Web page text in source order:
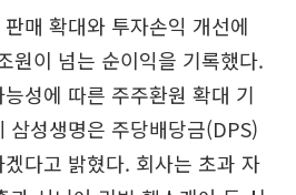
매 확대와 투자손익 개선에
원이 넘는 순이익을 기록했다.
성에 따른 주주환원 확대 기
삼성생명은 주당배당금(DPS)
다고 밝혔다. 회사는 초과 자